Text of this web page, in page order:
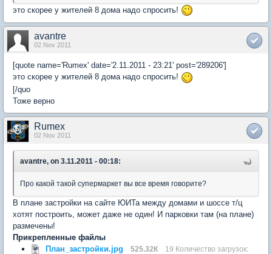
это скорее у жителей 8 дома надо спросить!
avantre
02 Nov 2011
[quote name='Rumex' date='2.11.2011 - 23:21' post='289206']
это скорее у жителей 8 дома надо спросить!
[/quo
Тоже верно
Rumex
02 Nov 2011
avantre, on 3.11.2011 - 00:18:
Про какой такой супермаркет вы все время говорите?
В плане застройки на сайте ЮИТа между домами и шоссе т/ц
хотят построить, может даже не один! И парковки там (на плане)
размечены!
Прикрепленные файлы
План_застройки.jpg
525.32К 19 Количество загрузок: